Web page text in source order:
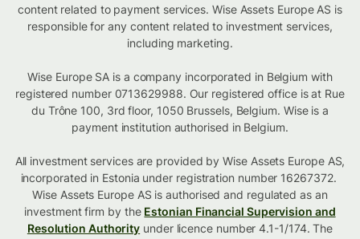
content related to payment services. Wise Assets Europe AS is
responsible for any content related to investment services,
including marketing.
Wise Europe SA is a company incorporated in Belgium with
registered number 0713629988. Our registered office is at Rue
du Trône 100, 3rd floor, 1050 Brussels, Belgium. Wise is a
payment institution authorised in Belgium.
All investment services are provided by Wise Assets Europe AS,
incorporated in Estonia under registration number 16267372.
Wise Assets Europe AS is authorised and regulated as an
investment firm by the Estonian Financial Supervision and
Resolution Authority under licence number 4.1-1/174. The